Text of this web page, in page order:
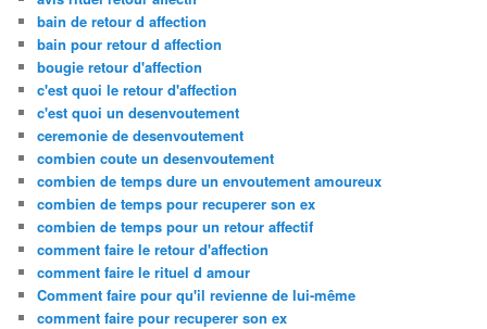
bain de retour d affection
bain pour retour d affection
bougie retour d'affection
c'est quoi le retour d'affection
c'est quoi un desenvoutement
ceremonie de desenvoutement
combien coute un desenvoutement
combien de temps dure un envoutement amoureux
combien de temps pour recuperer son ex
combien de temps pour un retour affectif
comment faire le retour d'affection
comment faire le rituel d amour
Comment faire pour qu'il revienne de lui-même
comment faire pour recuperer son ex